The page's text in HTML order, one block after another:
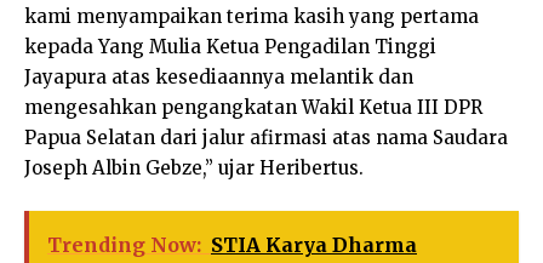
kami menyampaikan terima kasih yang pertama
kepada Yang Mulia Ketua Pengadilan Tinggi
Jayapura atas kesediaannya melantik dan
mengesahkan pengangkatan Wakil Ketua III DPR
Papua Selatan dari jalur afirmasi atas nama Saudara
Joseph Albin Gebze,” ujar Heribertus.
Trending Now: STIA Karya Dharma